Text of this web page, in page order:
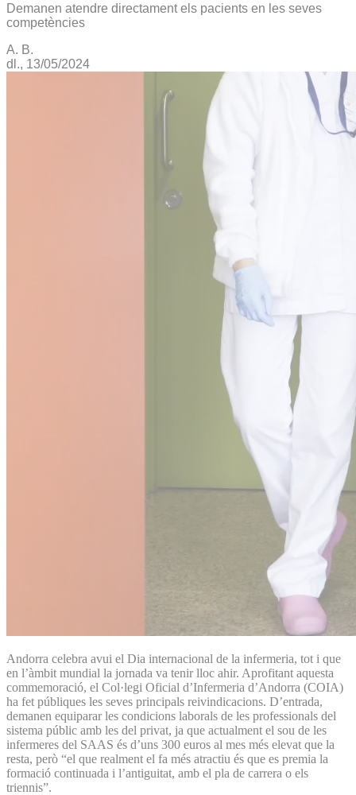
Demanen atendre directament els pacients en les seves
competències
A. B.
dl., 13/05/2024
Andorra celebra avui el Dia internacional de la infermeria, tot i que
en l’àmbit mundial la jornada va tenir lloc ahir. Aprofitant aquesta
commemoració, el Col·legi Oficial d’Infermeria d’Andorra (COIA)
ha fet públiques les seves principals reivindicacions. D’entrada,
demanen equiparar les condicions laborals de les professionals del
sistema públic amb les del privat, ja que actualment el sou de les
infermeres del SAAS és d’uns 300 euros al mes més elevat que la
resta, però “el que realment el fa més atractiu és que es premia la
formació continuada i l’antiguitat, amb el pla de carrera o els
triennis”.